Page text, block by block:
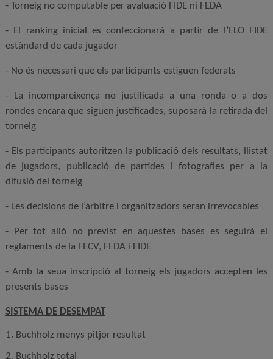
- Torneig no computable per avaluació FIDE ni FEDA
- El ranking inicial es confeccionarà a partir de l’ELO FIDE
estàndard de cada jugador
- No és necessari que els participants estiguen federats
- La incompareixença no justificada a una ronda o a dos
rondes encara que siguen justificades, suposarà la retirada del
torneig
- Els participants autoritzen la publicació dels resultats, llistat
de jugadors, publicació de partides i fotografies per a la
difusió del torneig
- Les decisions de l’àrbitre i organitzadors seran irrevocables
- Per tot allò no previst en aquestes bases es seguirà el
reglaments de la FECV, FEDA i FIDE
- Amb la seua inscripció al torneig els jugadors accepten les
presents bases
SISTEMA DE DESEMPAT
1. Buchholz menys pitjor resultat
2. Buchholz total